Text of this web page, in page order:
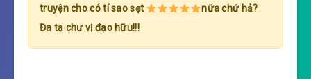
truyện cho có tí sao sẹt
nữa chứ hả?
Đa tạ chư vị đạo hữu!!!